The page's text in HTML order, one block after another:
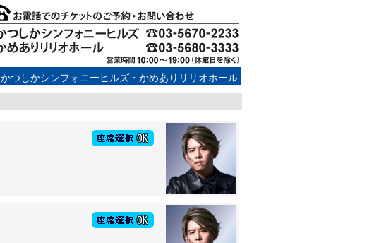
かつしかシンフォニーヒルズ・かめありリリオホール